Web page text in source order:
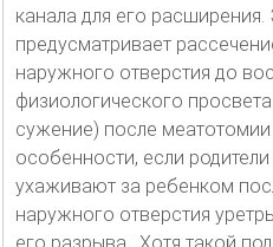
канала для его расширения.
предусматривает
наружного отверстия до
физиологического просвета.
сужение) после меатотомии
особенности, если
ухаживают за ребенком
наружного отверстия